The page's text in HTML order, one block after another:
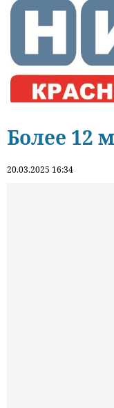
Более 12
20.03.2025 16:34